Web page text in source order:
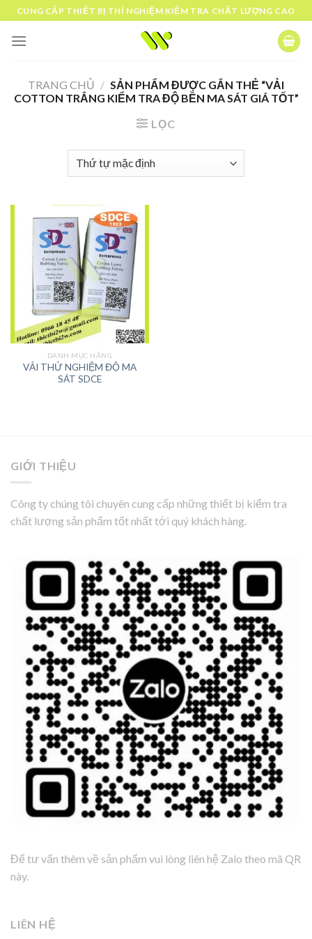
Skip
to
content
CUNG CẤP THIẾT BỊ THÍ NGHIỆM KIỂM TRA CHẤT LƯỢNG CAO
TRANG CHỦ / SẢN PHẨM ĐƯỢC GẮN THẺ “VẢI
COTTON TRẮNG KIỂM TRA ĐỘ BỀN MA SÁT GIÁ TỐT”
LỌC
DANH MỤC HÃNG
VẢI THỬ NGHIỆM ĐỘ MA
SÁT SDCE
GIỚI THIỆU
Công ty chúng tôi chuyên cung cấp những thiết bị kiểm tra
chất lượng sản phẩm tốt nhất tới quý khách hàng.
Để tư vấn thêm về sản phẩm vui lòng liên hệ Zalo theo mã QR
này.
LIÊN HỆ